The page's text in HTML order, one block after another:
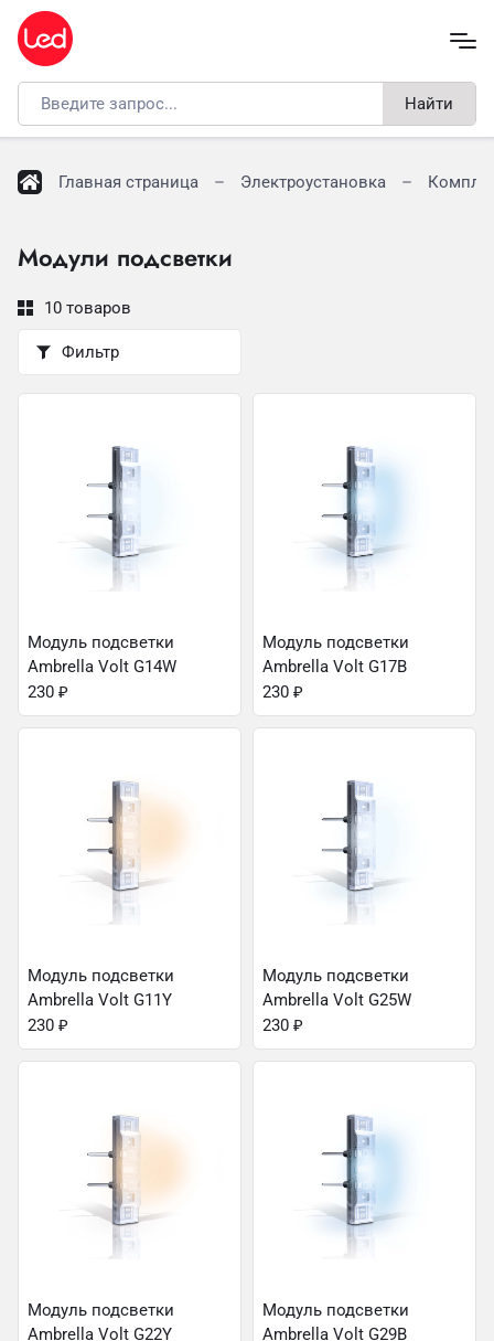
Найти
Главная страница Электроустановка
Модули подсветки
10 товаров
Фильтр
Модуль подсветки
Ambrella Volt G14W
230 ₽
Модуль подсветки
Ambrella Volt G17B
230 ₽
Модуль подсветки
Ambrella Volt G11Y
230 ₽
Модуль подсветки
Ambrella Volt G25W
230 ₽
Модуль подсветки
Ambrella Volt G22Y
Модуль подсветки
Ambrella Volt G29B